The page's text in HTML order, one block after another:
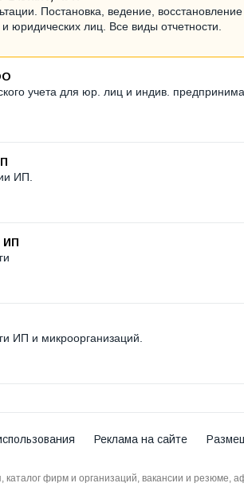
Постановка, ведение,
юридических лиц. Все виды отчетности.
учета для юр. лиц и индив.
ИП.
ИП
ИП и микроорганизаций.
Реклама на сайте
каталог фирм и организаций, вакансии и резюме,